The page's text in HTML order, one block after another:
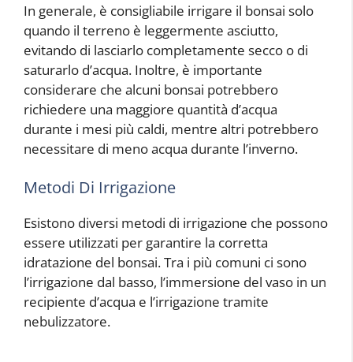
In generale, è consigliabile irrigare il bonsai solo
quando il terreno è leggermente asciutto,
evitando di lasciarlo completamente secco o di
saturarlo d’acqua. Inoltre, è importante
considerare che alcuni bonsai potrebbero
richiedere una maggiore quantità d’acqua
durante i mesi più caldi, mentre altri potrebbero
necessitare di meno acqua durante l’inverno.
Metodi Di Irrigazione
Esistono diversi metodi di irrigazione che possono
essere utilizzati per garantire la corretta
idratazione del bonsai. Tra i più comuni ci sono
l’irrigazione dal basso, l’immersione del vaso in un
recipiente d’acqua e l’irrigazione tramite
nebulizzatore.